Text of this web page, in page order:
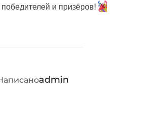
и призёров!
ЗАПИСИ
admin